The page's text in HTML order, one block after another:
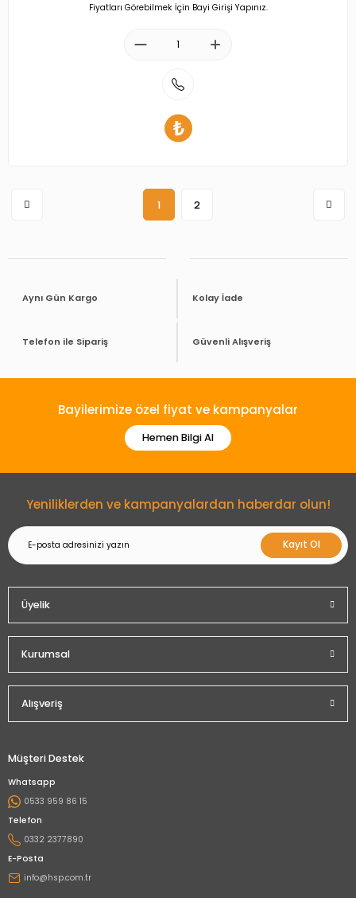
Fiyatları Görebilmek İçin Bayi Girişi Yapınız.
1 2
Aynı Gün Kargo Kolay İade
Telefon ile Sipariş Güvenli Alışveriş
Bayilerimize özel fiyat ve kampanyalar
Hemen Bilgi Al
Yeniliklerden ve kampanyalardan haberdar olun!
Kayıt Ol
Üyelik
Kurumsal
Alışveriş
Müşteri Destek
Whatsapp
0533 959 86 15
Telefon
0332 2377890
E-Posta
info@hsp.com.tr